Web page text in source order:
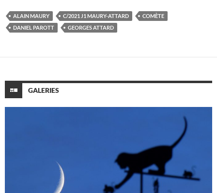
ALAIN MAURY C/2021 J1 MAURY-ATTARD
COMÈTE
DANIEL PAROTT
GEORGES ATTARD
GALERIES